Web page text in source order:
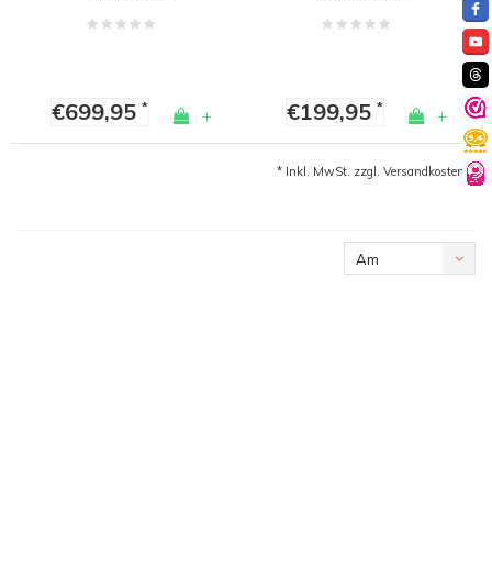
€699,95* + €199,95* +
* Inkl. MwSt. zzgl. Versandkosten
Am